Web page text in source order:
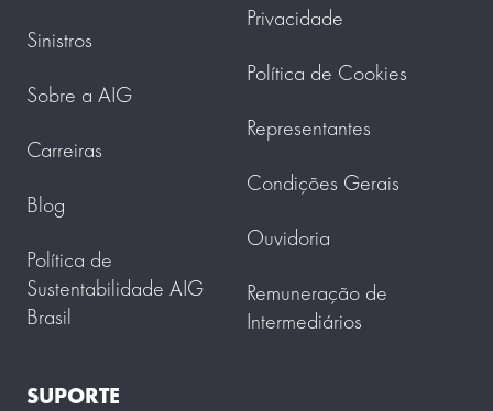
Sinistros
Sobre a AIG
Carreiras
Blog
Política de
Sustentabilidade AIG
Brasil
Privacidade
Política de Cookies
Representantes
Condições Gerais
Ouvidoria
Remuneração de
Intermediários
SUPORTE